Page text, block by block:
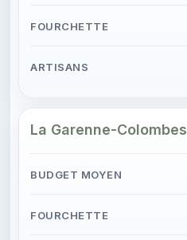
La Garenne-Colombes